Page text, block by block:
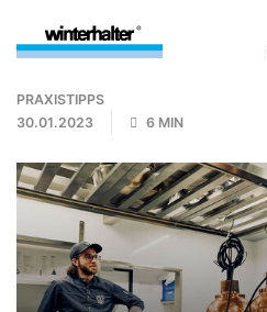
PRAXISTIPPS
30.01.2023
6 MIN